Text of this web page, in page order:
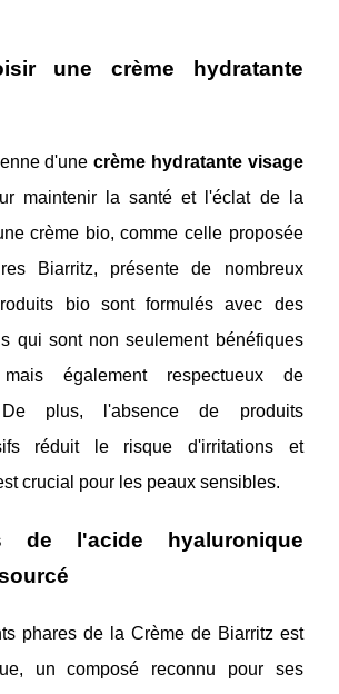
une crème hydratante
d'unecrème hydratante visage
maintenir la santé et l'éclat de la
crème bio, comme celle proposée
Biarritz, présente de nombreux
bio sont formulés avec des
qui sont non seulement bénéfiques
également respectueux de
De plus, l'absence de produits
réduit le risque d'irritations et
crucial pour les peaux sensibles.
de l'acide hyaluronique
phares de la Crème de Biarritz est
un composé reconnu pour ses